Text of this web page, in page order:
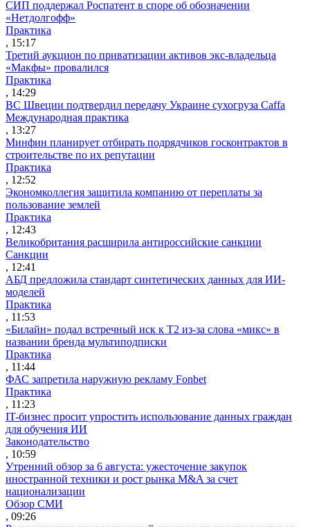
СИП поддержал Роспатент в споре об обозначении
«Нетдолгофф»
Практика
, 15:17
Третий аукцион по приватизации активов экс-владельца
«Макфы» провалился
Практика
, 14:29
ВС Швеции подтвердил передачу Украине сухогруза Caffa
Международная практика
, 13:27
Минфин планирует отбирать подрядчиков госконтрактов в
строительстве по их репутации
Практика
, 12:52
Экономколлегия защитила компанию от переплаты за
пользование землей
Практика
, 12:43
Великобритания расширила антироссийские санкции
Санкции
, 12:41
АБД предложила стандарт синтетических данных для ИИ-
моделей
Практика
, 11:53
«Билайн» подал встречный иск к Т2 из-за слова «микс» в
названии бренда мультиподписки
Практика
, 11:44
ФАС запретила наружную рекламу Fonbet
Практика
, 11:23
IT-бизнес просит упростить использование данных граждан
для обучения ИИ
Законодательство
, 10:59
Утренний обзор за 6 августа: ужесточение закупок
иностранной техники и рост рынка M&A за счет
национализации
Обзор СМИ
, 09:26